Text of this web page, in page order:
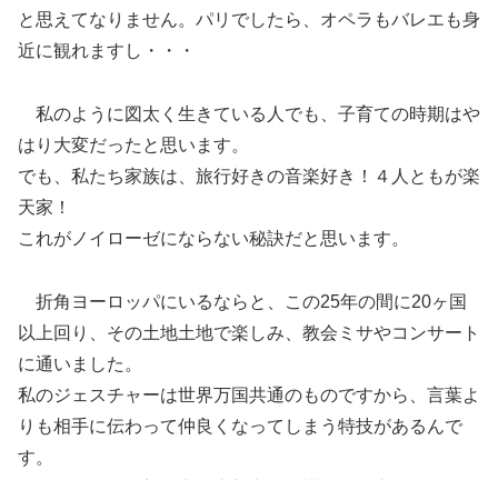
と思えてなりません。パリでしたら、オペラもバレエも身
近に観れますし・・・
私のように図太く生きている人でも、子育ての時期はや
はり大変だったと思います。
でも、私たち家族は、旅行好きの音楽好き！４人ともが楽
天家！
これがノイローゼにならない秘訣だと思います。
折角ヨーロッパにいるならと、この25年の間に20ヶ国
以上回り、その土地土地で楽しみ、教会ミサやコンサート
に通いました。
私のジェスチャーは世界万国共通のものですから、言葉よ
りも相手に伝わって仲良くなってしまう特技があるんで
す。